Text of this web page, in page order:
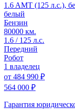
1.6 AMT (125 л.с.),
белый
Бензин
80000 км.
1.6 / 125 л.с.
Передний
Робот
1 владелец
от 484 990 ₽
564 000 ₽
Гарантия